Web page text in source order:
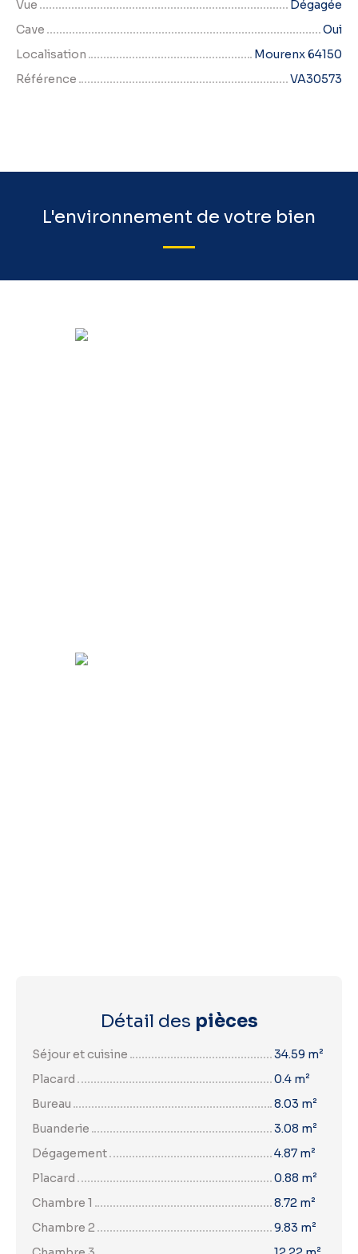
Vue
Dégagée
Cave
Oui
Localisation
Mourenx 64150
Référence
VA30573
L'environnement de votre bien
Détail des pièces
Séjour et cuisine
34.59 m²
Placard
0.4 m²
Bureau
8.03 m²
Buanderie
3.08 m²
Dégagement
4.87 m²
Placard
0.88 m²
Chambre 1
8.72 m²
Chambre 2
9.83 m²